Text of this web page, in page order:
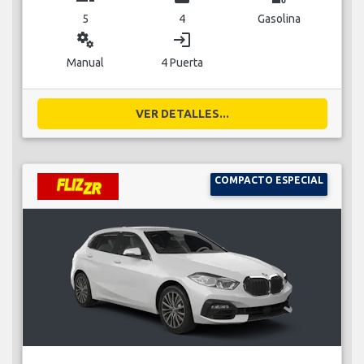
5 4 Gasolina
miscellaneous_services
Manual
login
4 Puerta
VER DETALLES...
COMPACTO ESPECIAL